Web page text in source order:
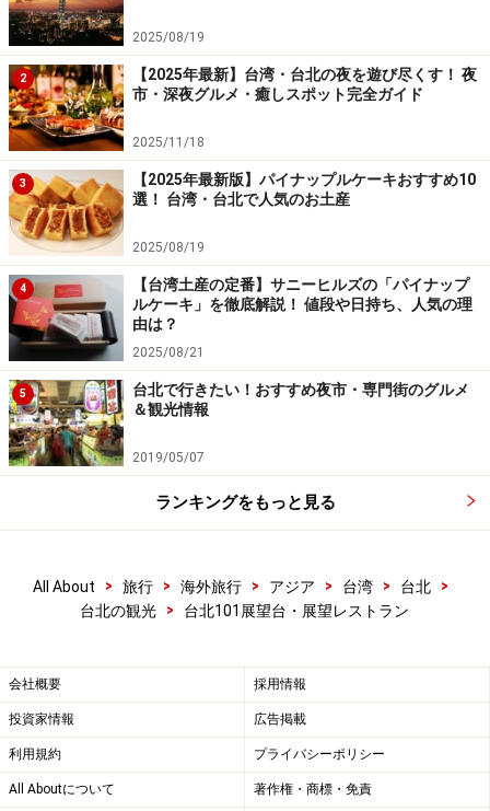
可愛くて台北らしいお土産満載！
スーベニールショップは要チェック
目と口で101を表すDUMPERBABYのグッズもあります
日本サンリオ社と共同制作したDamper Babyのキャラク
ターグッズなど、おみやげにしたいグッズが並びます。
＜DATA＞
■TAIPEI101展望台
住所：台北市信義区市府路45號
アクセス：MRT市政府駅2番出口から無料シャトルバス
で約5分、または徒歩で約15分
TEL：(02)8101-7777
営業時間：9:00～22:00（チケットの購入と入場は21:15
定休日：なし
料金：一般券：400台湾元(約1,150円）身長115ｃm以下
2025/08/19
2
【2025年最新】台湾・台北の夜を遊び尽くす！ 夜
市・深夜グルメ・癒しスポット完全ガイド
2025/11/18
3
【2025年最新版】パイナップルケーキおすすめ10
選！ 台湾・台北で人気のお土産
2025/08/19
4
【台湾土産の定番】サニーヒルズの「パイナップ
ルケーキ」を徹底解説！ 値段や日持ち、人気の理
由は？
2025/08/21
5
台北で行きたい！おすすめ夜市・専門街のグルメ
＆観光情報
2019/05/07
ランキングをもっと見る
All About > 旅行 > 海外旅行 > アジア > 台湾 > 台北
>
台北の観光
> 台北101展望台・展望レストラン
会社概要 採用情報
投資家情報 広告掲載
利用規約 プライバシーポリシー
All Aboutについて 著作権・商標・免責